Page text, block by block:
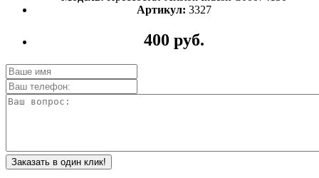
Артикул: 3327
400 руб.
Заказать в один клик!